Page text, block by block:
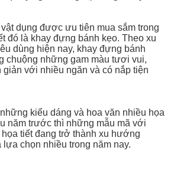
dụng được ưu tiên mua sắm trong
đó là khay đựng bánh kẹo. Theo xu
dùng hiện nay, khay đựng bánh
chuộng những gam màu tươi vui,
với nhiều ngăn và có nắp tiện
kiểu dáng và hoa văn nhiều họa
năm trước thì những mẫu mã với
họa tiết đang trở thành xu hướng
chọn nhiều trong năm nay.